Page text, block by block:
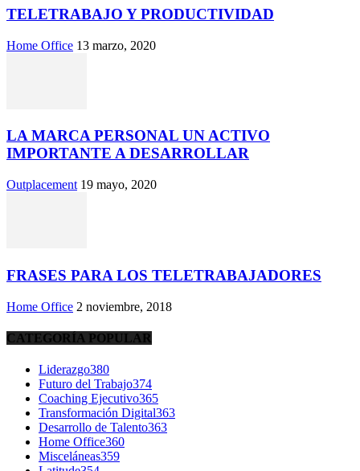
TELETRABAJO Y PRODUCTIVIDAD
Home Office 13 marzo, 2020
LA MARCA PERSONAL UN ACTIVO
IMPORTANTE A DESARROLLAR
Outplacement 19 mayo, 2020
FRASES PARA LOS TELETRABAJADORES
Home Office 2 noviembre, 2018
CATEGORÍA POPULAR
Liderazgo380
Futuro del Trabajo374
Coaching Ejecutivo365
Transformación Digital363
Desarrollo de Talento363
Home Office360
Misceláneas359